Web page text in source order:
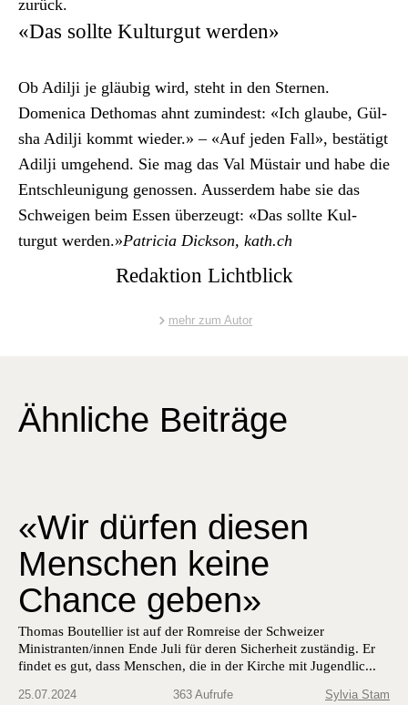
zurück.
«Das sollte Kulturgut werden»
Ob Adilji je gläu­big wird, ste­ht in den Ster­nen.
Domeni­ca Dethomas ahnt zumin­d­est: «Ich glaube, Gül­
sha Adilji kommt wieder.» – «Auf jeden Fall», bestätigt
Adilji umge­hend. Sie mag das Val Müs­tair und habe die
Entschle­u­ni­gung genossen. Ausser­dem habe sie das
Schweigen beim Essen überzeugt: «Das sollte Kul­
turgut wer­den.»Patri­cia Dick­son, kath.ch
Redaktion Lichtblick
mehr zum Autor
Ähnliche Beiträge
«Wir dürfen diesen
Menschen keine
Chance geben»
Thomas Boutellier ist auf der Romreise der Schweizer
Ministranten/innen Ende Juli für deren Sicherheit zuständig. Er
findet es gut, dass Menschen, die in der Kirche mit Jugendlic...
25.07.2024 363 Aufrufe Sylvia Stam